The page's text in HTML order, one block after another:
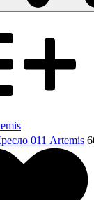
011 Artemis